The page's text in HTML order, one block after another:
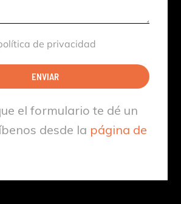
de privacidad
ENVIAR
el formulario te dé un
desde la página de